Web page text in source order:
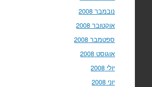
נובמבר 2008
אוקטובר 2008
ספטמבר 2008
אוגוסט 2008
יולי 2008
יוני 2008